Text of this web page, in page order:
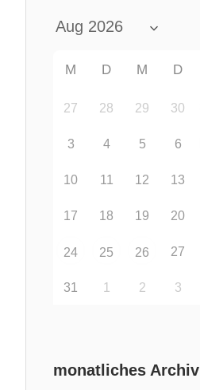
M D M D
27 28 29 30
3 4 5 6
10 11 12 13
17 18 19 20
24 25 26 27
31 1 2 3
monatliches Archiv